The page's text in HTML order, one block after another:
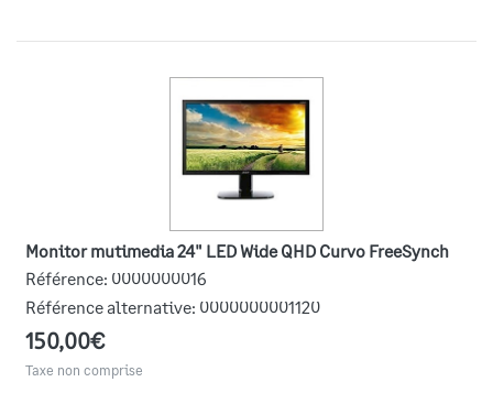
Monitor mutimedia 24" LED Wide QHD Curvo FreeSynch
Référence: 0000000016
Référence alternative: 0000000001120
150,00€
Taxe non comprise